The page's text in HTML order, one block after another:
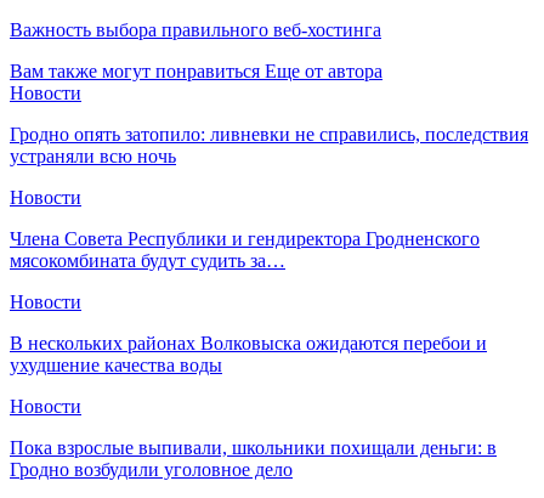
Важность выбора правильного веб-хостинга
Вам также могут понравиться Еще от автора
Новости
Гродно опять затопило: ливневки не справились, последствия
устраняли всю ночь
Новости
Члена Совета Республики и гендиректора Гродненского
мясокомбината будут судить за…
Новости
В нескольких районах Волковыска ожидаются перебои и
ухудшение качества воды
Новости
Пока взрослые выпивали, школьники похищали деньги: в
Гродно возбудили уголовное дело